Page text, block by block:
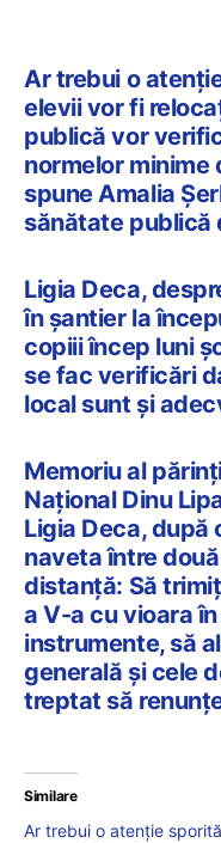
Ar trebui o
elevii vor fi
publică vor
normelor minime
spune Amalia
sănătate publică
Ligia Deca,
în șantier la
copiii încep luni
se fac verificări
local sunt și
Memoriu al
Național Dinu
Ligia Deca, după
naveta între
distanță: Să
a V-a cu vioara
instrumente, să
generală și cele
treptat să
Similare
Ar trebui o atenție